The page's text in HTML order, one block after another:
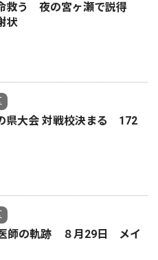
救う 夜の宮ヶ瀬で説得
状
県大会 対戦校決まる 172
師の軌跡 ８月29日 メイ